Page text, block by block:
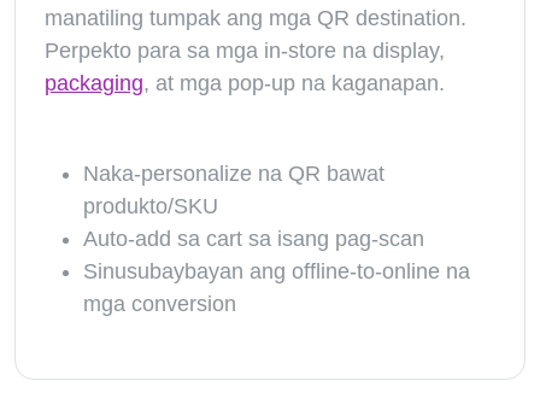
manatiling tumpak ang mga QR destination.
Perpekto para sa mga in-store na display,
packaging, at mga pop-up na kaganapan.
Naka-personalize na QR bawat
produkto/SKU
Auto-add sa cart sa isang pag-scan
Sinusubaybayan ang offline-to-online na
mga conversion